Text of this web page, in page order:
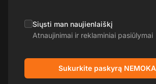
Siųsti man naujienlaiškį
Atnaujinimai ir reklaminiai pasiūlymai
Sukurkite paskyrą